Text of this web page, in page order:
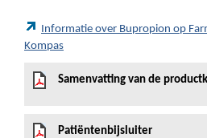
Informatie over Bupropion op
Kompas
Samenvatting van de
Patiëntenbijsluiter